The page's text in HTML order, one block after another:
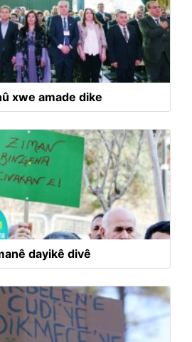
xwe amade dike
dayikê divê